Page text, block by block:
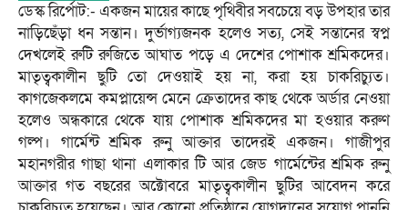
ডেস্ক রির্পোট:- একজন মায়ের কাছে পৃথিবীর সবচেয়ে বড় উপহার তার
নাড়িছেঁড়া ধন সন্তান। দুর্ভাগ্যজনক হলেও সত্য, সেই সন্তানের স্বপ্ন
দেখলেই রুটি রুজিতে আঘাত পড়ে এ দেশের পোশাক শ্রমিকদের।
মাতৃত্বকালীন ছুটি তো দেওয়াই হয় না, করা হয় চাকরিচ্যুত।
কাগজেকলমে কমপ্লায়েন্স মেনে ক্রেতাদের কাছ থেকে অর্ডার নেওয়া
হলেও অন্ধকারে থেকে যায় পোশাক শ্রমিকদের মা হওয়ার করুণ
গল্প। গার্মেন্ট শ্রমিক রুনু আক্তার তাদেরই একজন। গাজীপুর
মহানগরীর গাছা থানা এলাকার টি আর জেড গার্মেন্টের শ্রমিক রুনু
আক্তার গত বছরের অক্টোবরে মাতৃত্বকালীন ছুটির আবেদন করে